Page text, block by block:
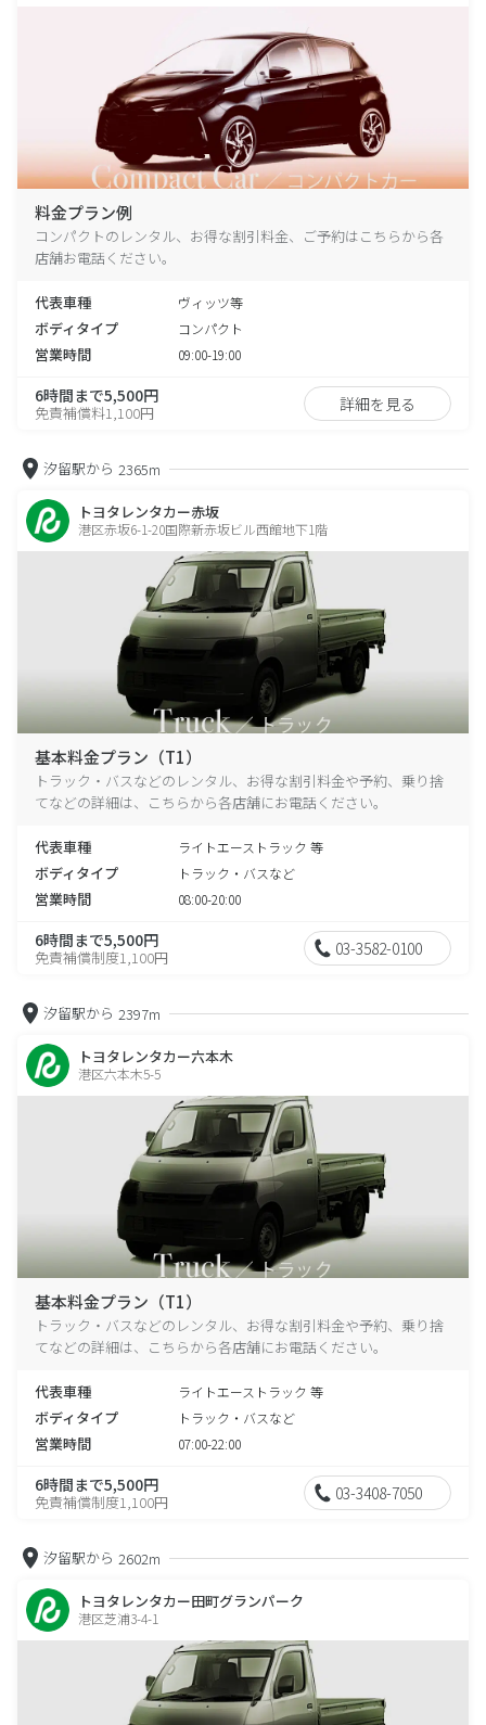
料金プラン例
コンパクトのレンタル、お得な割引料金、ご予約はこちらから各
店舗お電話ください。
代表車種 ヴィッツ等
ボディタイプ コンパクト
営業時間 09:00-19:00
6時間まで5,500円
免責補償料1,100円 詳細を見る
汐留駅から 2365m
トヨタレンタカー赤坂
港区赤坂6-1-20国際新赤坂ビル西館地下1階
基本料金プラン（T1）
トラック・バスなどのレンタル、お得な割引料金や予約、乗り捨
てなどの詳細は、こちらから各店舗にお電話ください。
代表車種 ライトエーストラック 等
ボディタイプ トラック・バスなど
営業時間 08:00-20:00
6時間まで5,500円
免責補償制度1,100円 03-3582-0100
汐留駅から 2397m
トヨタレンタカー六本木
港区六本木5-5
基本料金プラン（T1）
トラック・バスなどのレンタル、お得な割引料金や予約、乗り捨
てなどの詳細は、こちらから各店舗にお電話ください。
代表車種 ライトエーストラック 等
ボディタイプ トラック・バスなど
営業時間 07:00-22:00
6時間まで5,500円
免責補償制度1,100円 03-3408-7050
汐留駅から 2602m
トヨタレンタカー田町グランパーク
港区芝浦3-4-1